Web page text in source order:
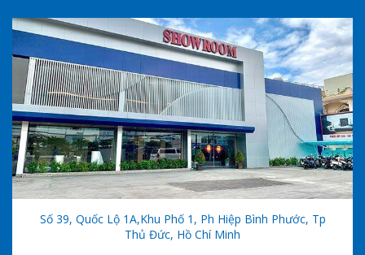
Số 39, Quốc Lộ 1A,khu Phố 1, Ph Hiệp Bình Phước, Tp
Thủ Đức, Hồ Chí Minh